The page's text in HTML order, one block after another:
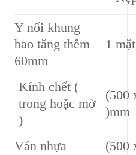
Y nối khung
bao tăng thêm
60mm
1
Kính chết (
trong hoặc mờ
)
(500
)mm
Ván nhựa
(500